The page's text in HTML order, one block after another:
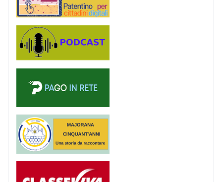
Podcast
PagoinRete